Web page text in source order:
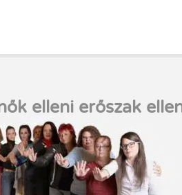
elleni erőszak